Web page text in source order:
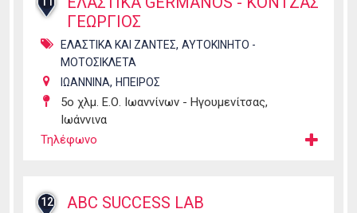
ΓΕΩΡΓΙΟΣ
ΕΛΑΣΤΙΚΑ ΚΑΙ ΖΑΝΤΕΣ, ΑΥΤΟΚΙΝΗΤΟ -
ΜΟΤΟΣΙΚΛΕΤΑ
ΙΩΑΝΝΙΝΑ, ΗΠΕΙΡΟΣ
5ο χλμ. Ε.Ο. Ιωαννίνων - Ηγουμενίτσας,
Ιωάννινα
Τηλέφωνο
12 ABC SUCCESS LAB